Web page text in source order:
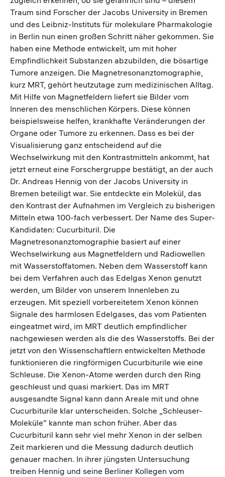
Traum sind Forscher der Jacobs University in Bremen
und des Leibniz-Instituts für molekulare Pharmakologie
in Berlin nun einen großen Schritt näher gekommen. Sie
haben eine Methode entwickelt, um mit hoher
Empfindlichkeit Substanzen abzubilden, die bösartige
Tumore anzeigen. Die Magnetresonanztomographie,
kurz MRT, gehört heutzutage zum medizinischen Alltag.
Mit Hilfe von Magnetfeldern liefert sie Bilder vom
Inneren des menschlichen Körpers. Diese können
beispielsweise helfen, krankhafte Veränderungen der
Organe oder Tumore zu erkennen. Dass es bei der
Visualisierung ganz entscheidend auf die
Wechselwirkung mit den Kontrastmitteln ankommt, hat
jetzt erneut eine Forschergruppe bestätigt, an der auch
Dr. Andreas Hennig von der Jacobs University in
Bremen beteiligt war. Sie entdeckte ein Molekül, das
den Kontrast der Aufnahmen im Vergleich zu bisherigen
Mitteln etwa 100-fach verbessert. Der Name des Super-
Kandidaten: Cucurbituril. Die
Magnetresonanztomographie basiert auf einer
Wechselwirkung aus Magnetfeldern und Radiowellen
mit Wasserstoffatomen. Neben dem Wasserstoff kann
bei dem Verfahren auch das Edelgas Xenon genutzt
werden, um Bilder von unserem Innenleben zu
erzeugen. Mit speziell vorbereitetem Xenon können
Signale des harmlosen Edelgases, das vom Patienten
eingeatmet wird, im MRT deutlich empfindlicher
nachgewiesen werden als die des Wasserstoffs. Bei der
jetzt von den Wissenschaftlern entwickelten Methode
funktionieren die ringförmigen Cucurbiturile wie eine
Schleuse. Die Xenon-Atome werden durch den Ring
geschleust und quasi markiert. Das im MRT
ausgesandte Signal kann dann Areale mit und ohne
Cucurbiturile klar unterscheiden. Solche „Schleuser-
Moleküle” kannte man schon früher. Aber das
Cucurbituril kann sehr viel mehr Xenon in der selben
Zeit markieren und die Messung dadurch deutlich
genauer machen. In ihrer jüngsten Untersuchung
treiben Hennig und seine Berliner Kollegen vom